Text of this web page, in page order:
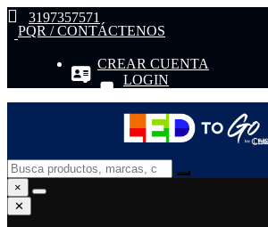
3197357571
PQR / CONTÁCTENOS
CREAR CUENTA
LOGIN
×
✕